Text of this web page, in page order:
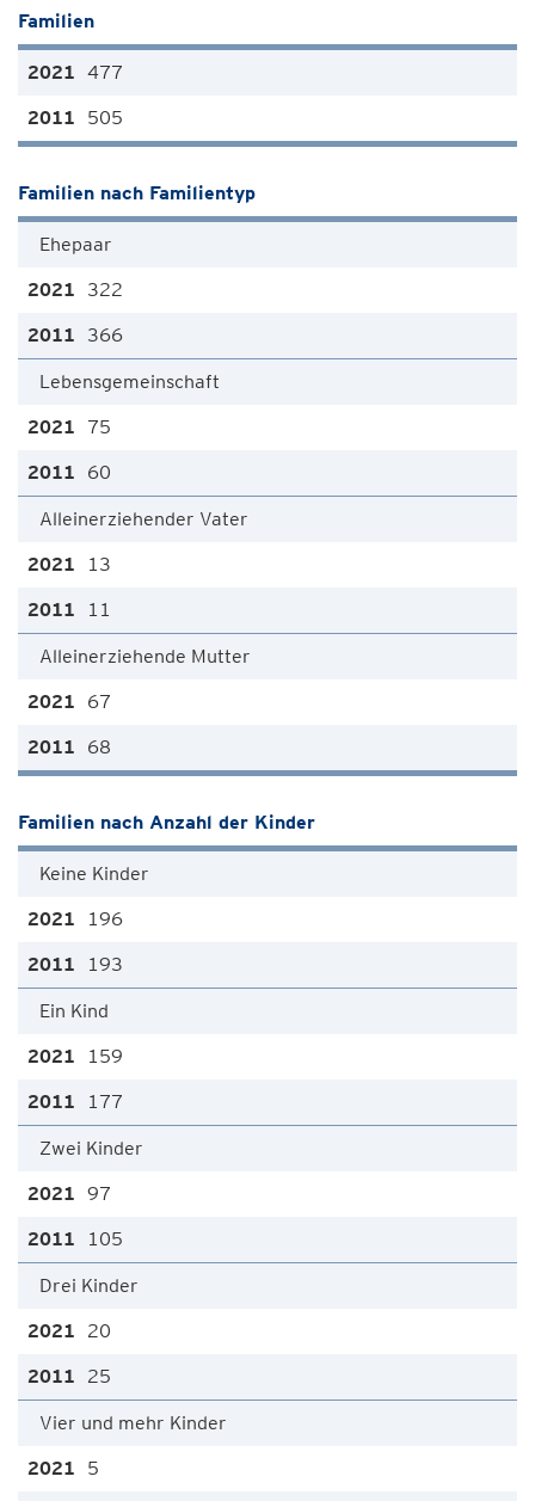
Familien
477
505
Familien nach Familientyp
Ehepaar
322
366
Lebensgemeinschaft
75
60
Alleinerziehender Vater
13
11
Alleinerziehende Mutter
67
68
Familien nach Anzahl der Kinder
Keine Kinder
196
193
Ein Kind
159
177
Zwei Kinder
97
105
Drei Kinder
20
25
Vier und mehr Kinder
5